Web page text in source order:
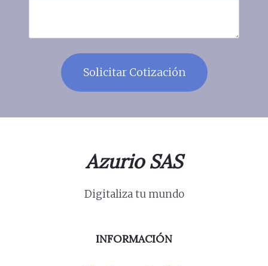
Azurio SAS
Digitaliza tu mundo
INFORMACIÓN